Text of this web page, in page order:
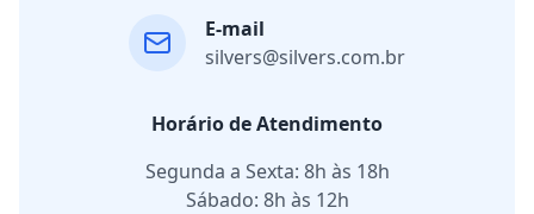
E-mail
silvers@silvers.com.br
Horário de Atendimento
Segunda a Sexta: 8h às 18h
Sábado: 8h às 12h